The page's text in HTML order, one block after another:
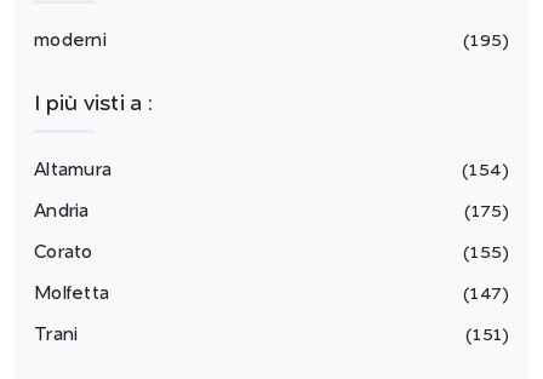
moderni 195
I più visti a :
Altamura 154
Andria 175
Corato 155
Molfetta 147
Trani 151